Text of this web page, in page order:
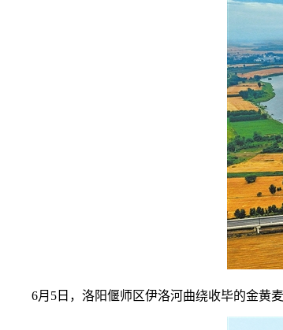
6月5日，洛阳偃师区伊洛河曲绕收毕的金黄麦